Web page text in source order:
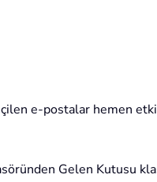
e-postalar hemen
Gelen Kutusu